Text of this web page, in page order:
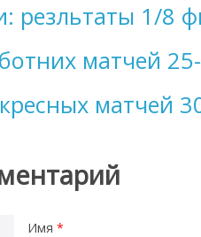
резльтаты 1/8
матчей
матчей
Имя *